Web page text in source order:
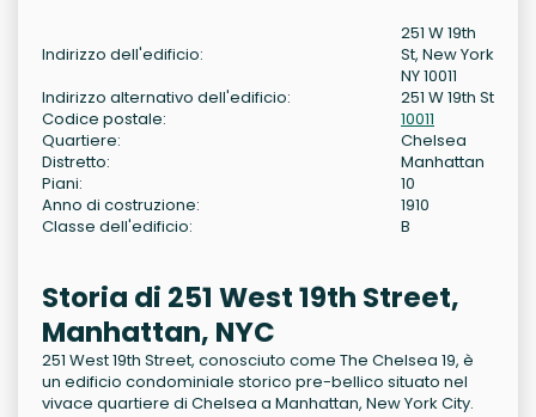
Indirizzo dell'edificio:
251 W 19th
St, New York
NY 10011
Indirizzo alternativo dell'edificio:
251 W 19th St
Codice postale:
10011
Quartiere:
Chelsea
Distretto:
Manhattan
Piani:
10
Anno di costruzione:
1910
Classe dell'edificio:
B
Storia di 251 West 19th Street,
Manhattan, NYC
251 West 19th Street, conosciuto come The Chelsea 19, è
un edificio condominiale storico pre-bellico situato nel
vivace quartiere di Chelsea a Manhattan, New York City.